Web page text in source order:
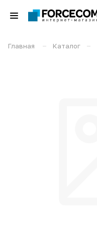
Главная – Каталог –